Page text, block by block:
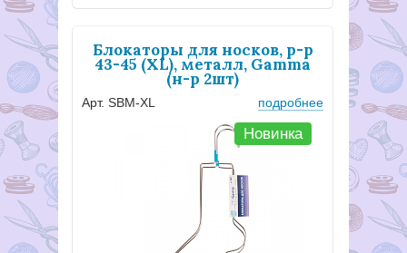
Блокаторы для носков, р-р
43-45 (ХL), металл, Gamma
(н-р 2шт)
Арт. SBM-ХL подробнее
Новинка